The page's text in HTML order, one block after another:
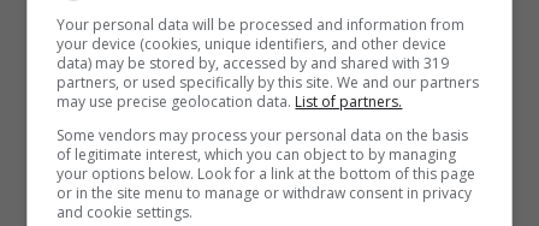
del basket, il cui numero viene però ritirato
dalle singole squadre.
Valentino Rossi, ecco le
sue parole
Your personal data will be processed and information from
your device (cookies, unique identifiers, and other device
data) may be stored by, accessed by and shared with 319
partners, or used specifically by this site. We and our partners
may use precise geolocation data. List of partners.
Some vendors may process your personal data on the basis
of legitimate interest, which you can object to by managing
your options below. Look for a link at the bottom of this page
or in the site menu to manage or withdraw consent in privacy
and cookie settings.